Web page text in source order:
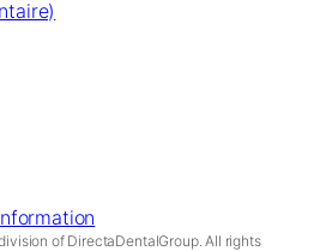
of DirectaDentalGroup. All rights